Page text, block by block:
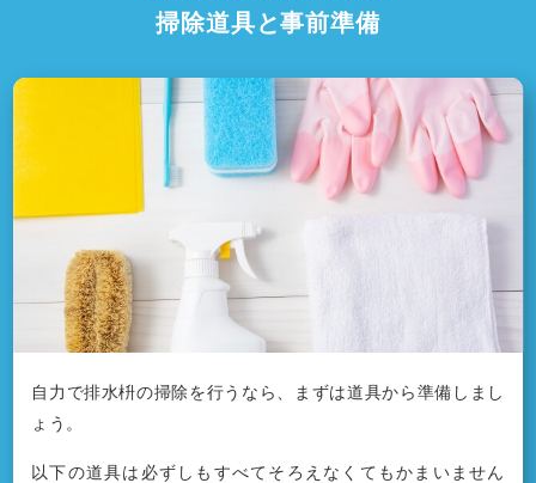
掃除道具と事前準備
自力で排水枡の掃除を行うなら、まずは道具から準備しまし
ょう。
以下の道具は必ずしもすべてそろえなくてもかまいません